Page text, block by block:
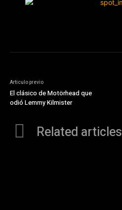
Articulo previo
El clásico de Motörhead que
odió Lemmy Kilmister
Related articles